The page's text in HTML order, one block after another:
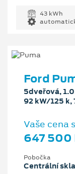
43 kWh
Ford
5dveřová,
92 kW/125
Vaše cena
647 500
Pobočka
Centrální